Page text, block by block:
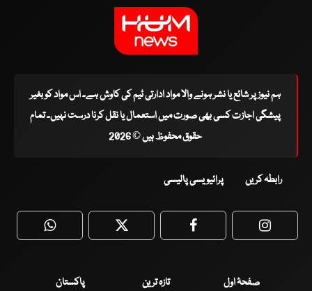
ہم نیوز پر شائع یا نشر ہونے والا مواد ادارتی ٹیم کی کاوش ہے۔ اس مواد کو بغیر
پیشگی اجازت کسی بھی صورت میں استعمال یا نقل کرنا درست نہیں۔ تمام
حقوق محفوظ ہیں © 2026
رابطہ کریں پرائیویسی پالیسی
WhatsApp Twitter Facebook
صفحۂ اول تازہ ترین
پاکستان